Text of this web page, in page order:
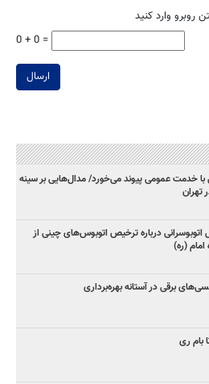
روبرو وارد کنید
0 + 0 =
ارسال
با خدمت عمومی پیوند می‌خورد/ مدال‌هایی بر سینه
تهران
درباره ترخیص اتوبوس‌های چینی از
امام (ره)
بام ری